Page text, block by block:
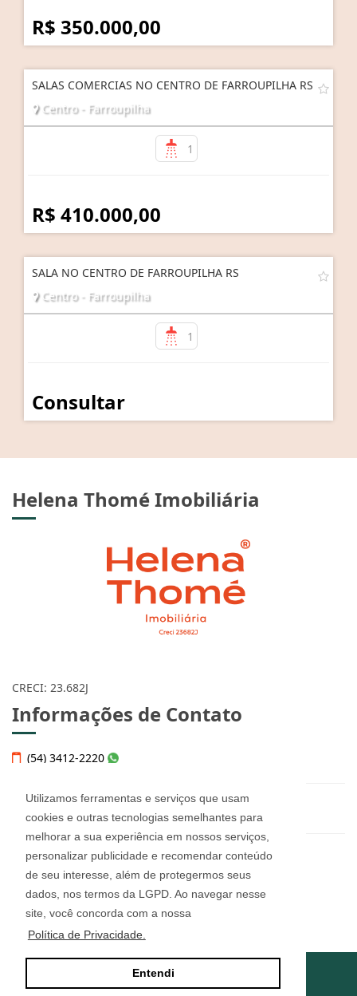
Utilizamos ferramentas e serviços que usam
cookies e outras tecnologias semelhantes para
melhorar a sua experiência em nossos serviços,
personalizar publicidade e recomendar conteúdo
de seu interesse, além de protegermos seus
dados, nos termos da LGPD. Ao navegar nesse
site, você concorda com a nossa
Política de Privacidade.
Entendi
R$ 350.000,00
SALAS COMERCIAS NO CENTRO DE FARROUPILHA RS
Centro - Farroupilha
1
R$ 410.000,00
SALA NO CENTRO DE FARROUPILHA RS
Centro - Farroupilha
1
Consultar
Helena Thomé Imobiliária
CRECI: 23.682J
Informações de Contato
(54) 3412-2220
helena@imobiliariahelena.com.br
Helena Thomé Imobiliária - 23.682J
Rua Júlio de Castilhos, n° 455, sala 12
Bairro Imigrante - Farroupilha/RS
CEP: 95180-160
ImóvelOffice© - Todos os direitos reservados